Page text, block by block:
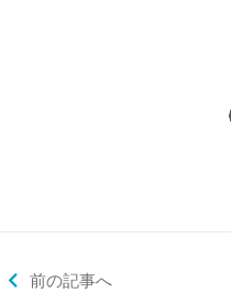
前の記事へ